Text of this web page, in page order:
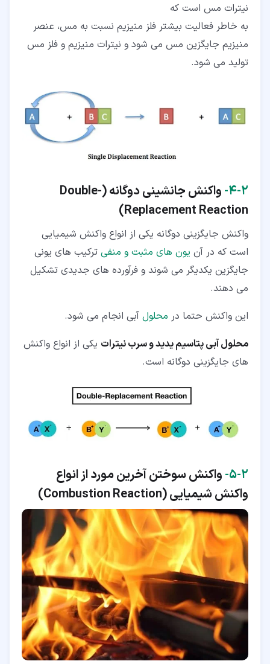
نیترات مس است که
به خاطر فعالیت بیشتر فلز منیزیم نسبت به مس، عنصر
منیزیم جایگزین مس می شود و نیترات منیزیم و فلز مس
تولید می شود.
۲‏-‏۴‏- واکنش جانشینی دوگانه (Double-
Replacement Reaction
)
واکنش جایگزینی دوگانه یکی از انواع واکنش شیمیایی
است که در آن یون های مثبت و منفی ترکیب های یونی
جایگزین یکدیگر می شوند و فرآورده های جدیدی تشکیل
می دهند.
این واکنش حتما در محلول آبی انجام می شود.
محلول آبی پتاسیم یدید و سرب نیترات یکی از انواع واکنش
های جایگزینی دوگانه است.
۲‏-‏۵‏-
واکنش سوختن آخرین مورد از انواع
واکنش شیمیایی (Combustion Reaction
)